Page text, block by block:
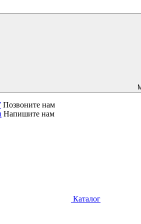
Позвоните нам
Напишите нам
Каталог